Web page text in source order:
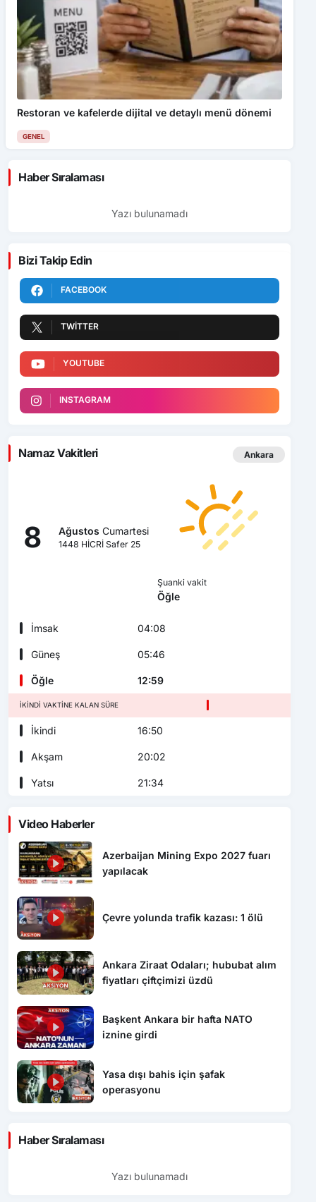
Restoran ve kafelerde dijital ve detaylı menü dönemi
GENEL
Haber Sıralaması
Yazı bulunamadı
Bizi Takip Edin
FACEBOOK
TWITTER
YOUTUBE
INSTAGRAM
Namaz Vakitleri Ankara
8 Ağustos Cumartesi
1448 HİCRİ Safer 25
Şuanki vakit
Öğle
İmsak 04:08
Güneş 05:46
Öğle 12:59
İKINDI VAKTINE KALAN SÜRE
İkindi 16:50
Akşam 20:02
Yatsı 21:34
Video Haberler
Azerbaijan Mining Expo 2027 fuarı
yapılacak
Çevre yolunda trafik kazası: 1 ölü
Ankara Ziraat Odaları; hububat alım
fiyatları çiftçimizi üzdü
Başkent Ankara bir hafta NATO
iznine girdi
Yasa dışı bahis için şafak
operasyonu
Haber Sıralaması
Yazı bulunamadı